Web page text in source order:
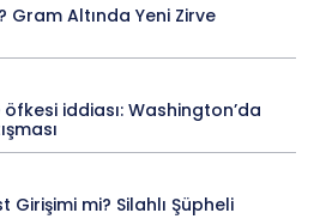
Gram Altında Yeni Zirve
öfkesi iddiası: Washington’da
Girişimi mi? Silahlı Şüpheli